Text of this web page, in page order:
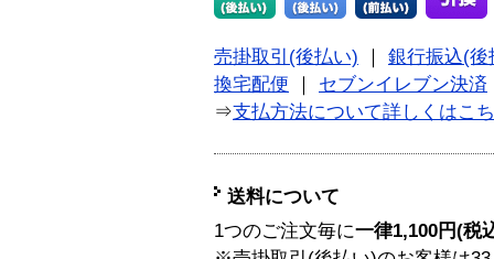
売掛取引(後払い)
銀行振込(後
換宅配便
セブンイレブン決済
⇒支払方法について詳しくはこ
送料について
1つのご注文毎に一律1,100円(税